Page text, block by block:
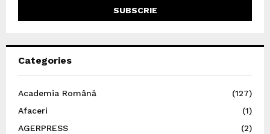
Categories
Academia Română
(127)
Afaceri
(1)
AGERPRESS
(2)